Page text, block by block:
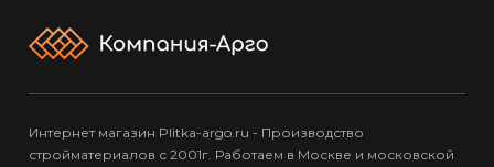
Интернет магазин Plitka-argo.ru - Производство
стройматериалов с 2001г. Работаем в Москве и московской